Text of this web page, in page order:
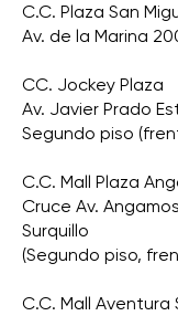
C.C. Plaza San
Av. de la Marina
CC. Jockey Plaza
Av. Javier Prado
Segundo piso
C.C. Mall Plaza
Cruce Av.
Surquillo
(Segundo piso,
C.C. Mall